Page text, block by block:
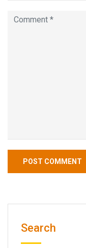
Search